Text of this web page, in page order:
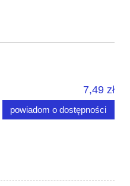
7,49 zł
powiadom o dostępności